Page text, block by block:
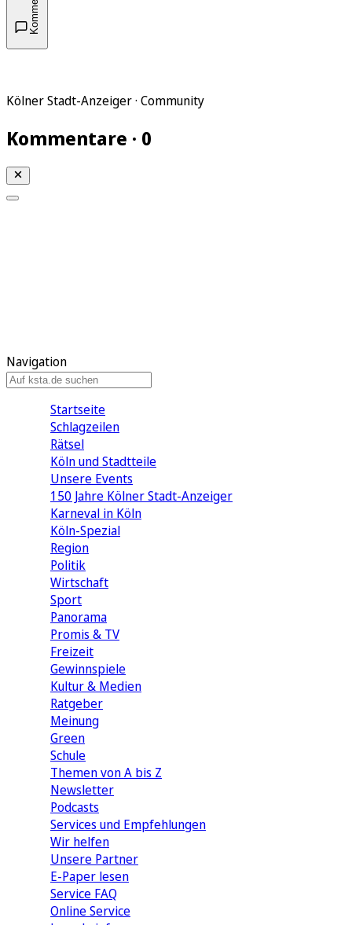
Kölner Stadt-Anzeiger · Community
Kommentare · 0
Navigation
Startseite
Schlagzeilen
Rätsel
Köln und Stadtteile
Unsere Events
150 Jahre Kölner Stadt-Anzeiger
Karneval in Köln
Köln-Spezial
Region
Politik
Wirtschaft
Sport
Panorama
Promis & TV
Freizeit
Gewinnspiele
Kultur & Medien
Ratgeber
Meinung
Green
Schule
Themen von A bis Z
Newsletter
Podcasts
Services und Empfehlungen
Wir helfen
Unsere Partner
E-Paper lesen
Service FAQ
Online Service